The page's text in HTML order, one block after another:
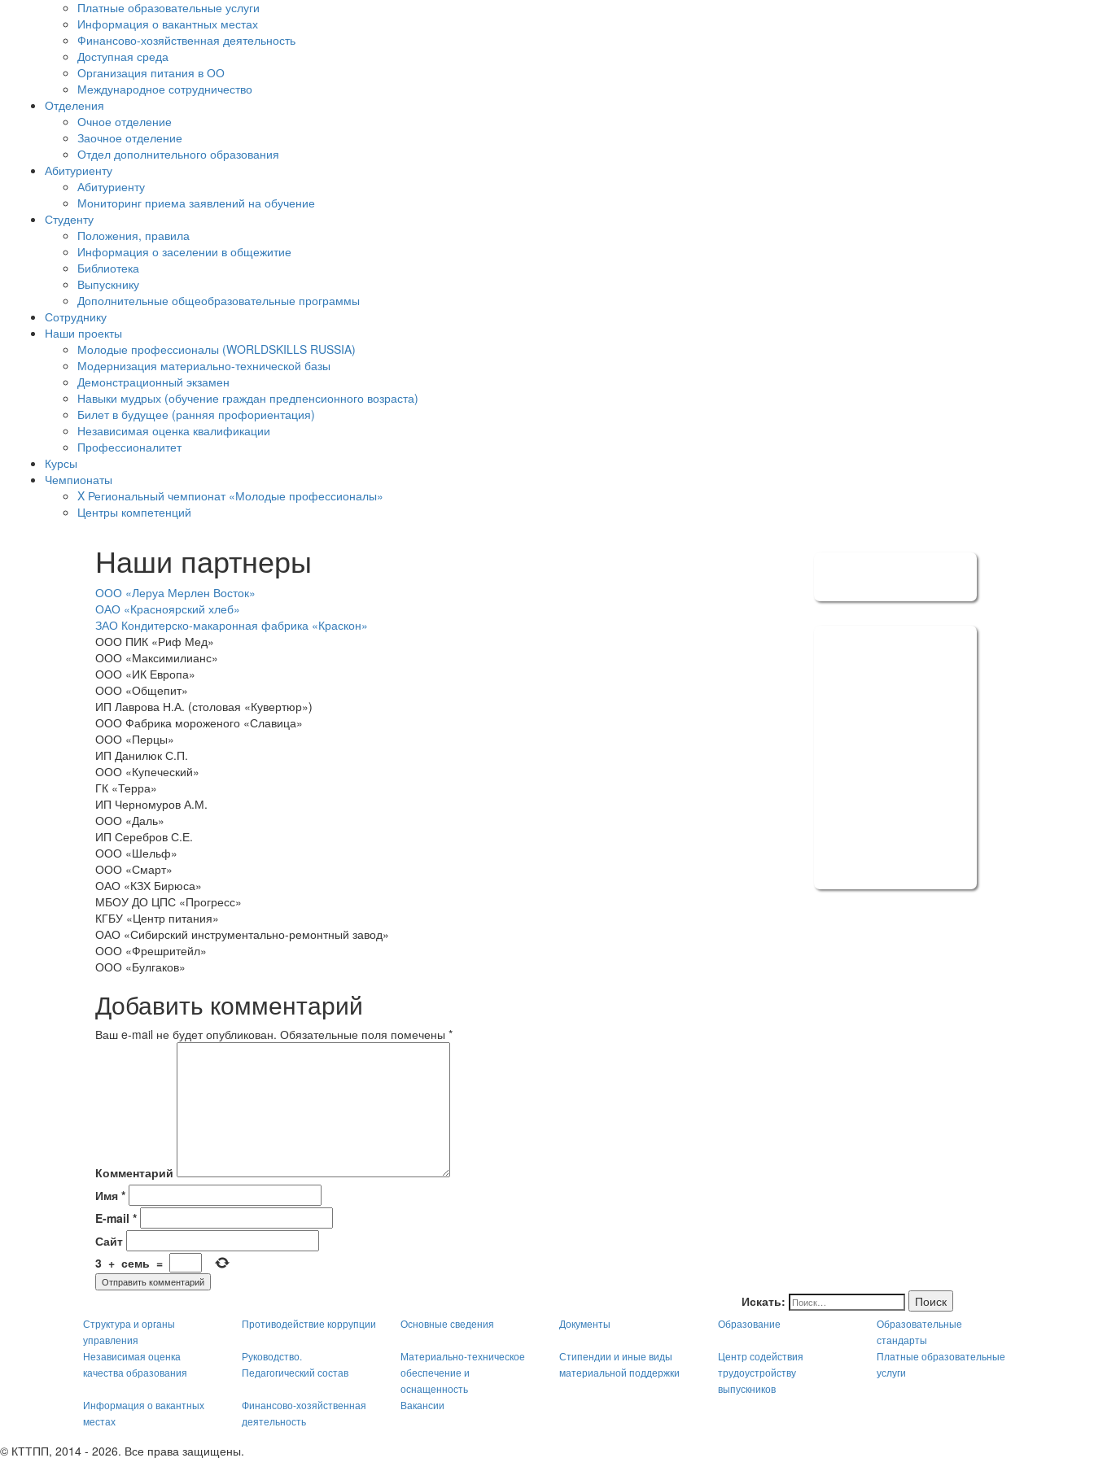
Платные образовательные услуги
Информация о вакантных местах
Финансово-хозяйственная деятельность
Доступная среда
Организация питания в ОО
Международное сотрудничество
Отделения
Очное отделение
Заочное отделение
Отдел дополнительного образования
Абитуриенту
Абитуриенту
Мониторинг приема заявлений на обучение
Студенту
Положения, правила
Информация о заселении в общежитие
Библиотека
Выпускнику
Дополнительные общеобразовательные программы
Сотруднику
Наши проекты
Молодые профессионалы (WORLDSKILLS RUSSIA)
Модернизация материально-технической базы
Демонстрационный экзамен
Навыки мудрых (обучение граждан предпенсионного возраста)
Билет в будущее (ранняя профориентация)
Независимая оценка квалификации
Профессионалитет
Курсы
Чемпионаты
X Региональный чемпионат «Молодые профессионалы»
Центры компетенций
Наши партнеры
ООО «Леруа Мерлен Восток»
ОАО «Красноярский хлеб»
ЗАО Кондитерско-макаронная фабрика «Краскон»
ООО ПИК «Риф Мед»
ООО «Максимилианс»
ООО «ИК Европа»
ООО «Общепит»
ИП Лаврова Н.А. (столовая «Кувертюр»)
ООО Фабрика мороженого «Славица»
ООО «Перцы»
ИП Данилюк С.П.
ООО «Купеческий»
ГК «Терра»
ИП Черномуров А.М.
ООО «Даль»
ИП Серебров С.Е.
ООО «Шельф»
ООО «Смарт»
ОАО «КЗХ Бирюса»
МБОУ ДО ЦПС «Прогресс»
КГБУ «Центр питания»
ОАО «Сибирский инструментально-ремонтный завод»
ООО «Фрешритейл»
ООО «Булгаков»
Добавить комментарий
Ваш e-mail не будет опубликован. Обязательные поля помечены *
Комментарий
Имя *
E-mail *
Сайт
3 + семь =
Искать: Поиск
Структура и органы
управления
Противодействие коррупции Основные сведения Документы Образование
Образовательные
стандарты
Независимая оценка
качества образования
Руководство.
Педагогический состав
Материально-техническое
обеспечение и
оснащенность
Стипендии и иные виды
материальной поддержки
Центр содействия
трудоустройству
выпускников
Платные образовательные
услуги
Информация о вакантных
местах
Финансово-хозяйственная
деятельность
Вакансии
© КТТПП, 2014 - 2026. Все права защищены.